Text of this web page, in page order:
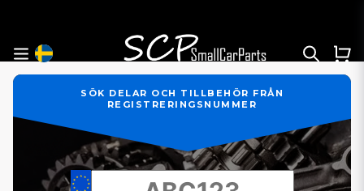
SÖK DELAR OCH TILLBEHÖR FRÅN
REGISTRERINGSNUMMER